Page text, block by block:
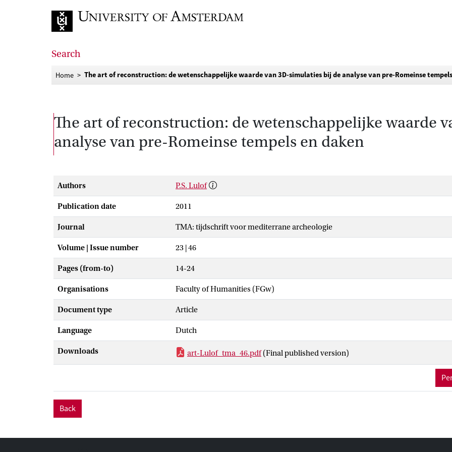
Search
Home The art of reconstruction: de wetenschappelijke waarde van 3D-simulaties bij de analyse van pre-Romeinse
The art of reconstruction: de wetenschappelijke waarde
analyse van pre-Romeinse tempels en daken
Authors P.S. Lulof
Publication date 2011
Journal TMA: tijdschrift voor mediterrane archeologie
Volume | Issue number 23 | 46
Pages (from-to) 14-24
Organisations Faculty of Humanities (FGw)
Document type Article
Language Dutch
Downloads art-Lulof_tma_46.pdf (Final published version)
Back